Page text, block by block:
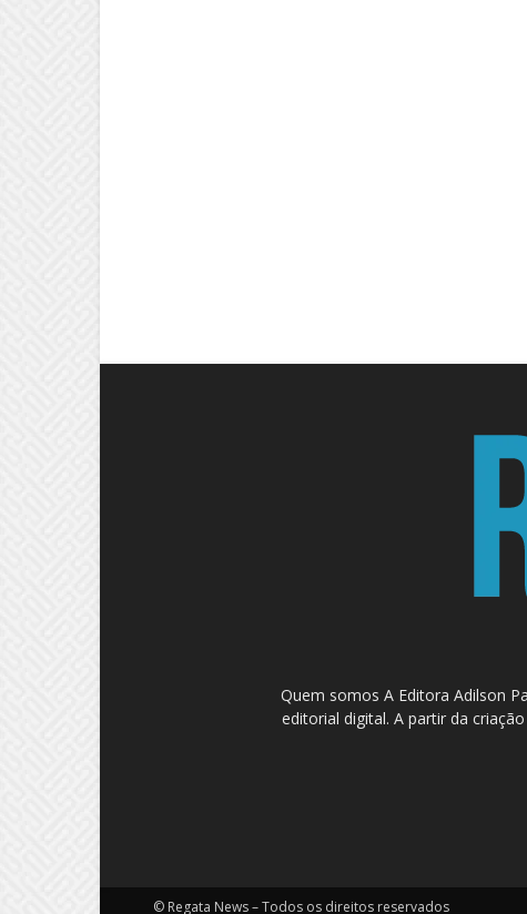
Quem somos A Editora Adilson
editorial digital. A partir da
© Regata News – Todos os direitos reservados